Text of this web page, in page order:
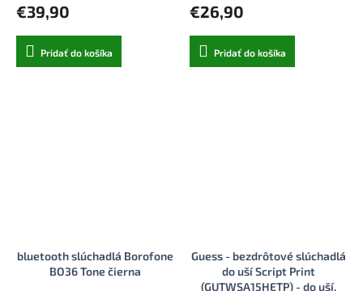
€39,90
Pridať do košíka
€26,90
Pridať do košíka
bluetooth slúchadlá Borofone
BO36 Tone čierna
Guess - bezdrôtové slúchadlá
do uší Script Print
(GUTWSA15HETP) - do uší,